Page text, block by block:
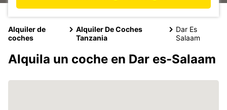
Alquiler de
coches
Alquiler De Coches
Tanzania
Dar Es
Salaam
Alquila un coche en Dar es-Salaam